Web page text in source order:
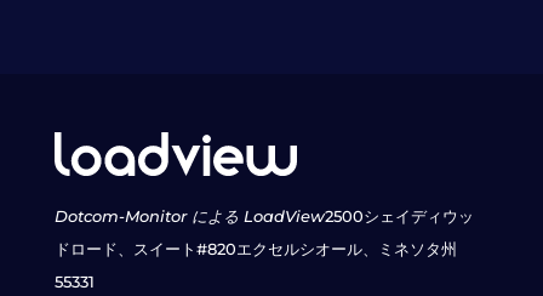
Dotcom-Monitor による LoadView2500シェイディウッ
ドロード、スイート#820エクセルシオール、ミネソタ州
55331